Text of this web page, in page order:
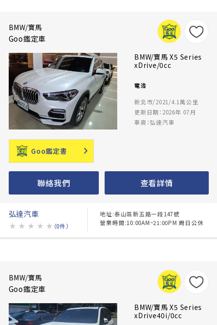
BMW/寶馬
Goo鑑定車
BMW/寶馬 X5 Series
xDrive/0cc
電洽
新北市/2021/4.1萬公里
更新日期：2026年 07月
車商：弘達汽車
Goo鑑定書
聯絡我們 查看詳情
弘達汽車
★ ★ ★ ★ ★ （0件）
地址:泰山區新五路一段147號
營業時間:10:00AM~21:00PM 周日公休
BMW/寶馬
Goo鑑定車
BMW/寶馬 X5 Series
xDrive40i/0cc